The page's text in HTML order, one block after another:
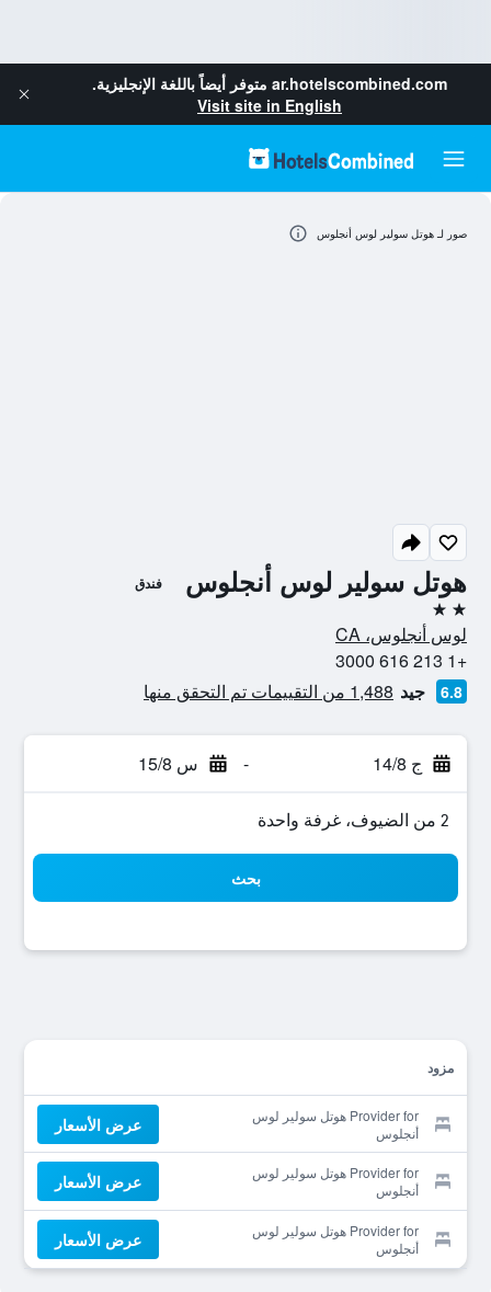
ar.hotelscombined.com متوفر أيضاً باللغة الإنجليزية.
Visit site in English
هوتل سولير لوس أنجلوس فندق
2 نجمتين
لوس أنجلوس، CA
+1 213 616 3000
6.8 جيد 1,488 من التقييمات تم التحقق منها
ج 14/8 - س 15/8
2 من الضيوف، غرفة واحدة
بحث
مزود
Provider for هوتل سولير لوس
أنجلوس
عرض الأسعار
Provider for هوتل سولير لوس
أنجلوس
عرض الأسعار
Provider for هوتل سولير لوس
أنجلوس
عرض الأسعار
صور لـ هوتل سولير لوس أنجلوس